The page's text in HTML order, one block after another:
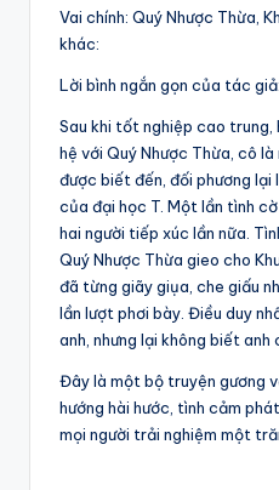
Vai chính: Quý Nhược Thừa,
khác:
Lời bình ngắn gọn của tác giả:
Sau khi tốt nghiệp cao trung,
hệ với Quý Nhược Thừa, cô
được biết đến, đối phương lại
của đại học T. Một lần tình
hai người tiếp xúc lần nữa.
Quý Nhược Thừa gieo cho
đã từng giãy giụa, che giấu
lần lượt phơi bày. Điều duy
anh, nhưng lại không biết anh
Đây là một bộ truyện gương
hướng hài hước, tình cảm
mọi người trải nghiệm một